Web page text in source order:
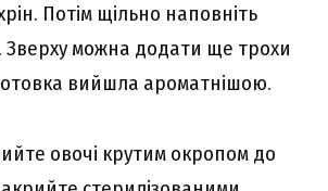
Потім щільно наповніть
Зверху можна додати ще трохи
вийшла ароматнішою.
овочі крутим окропом до